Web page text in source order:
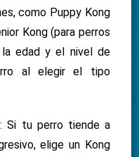
como Puppy Kong
Kong (para perros
la edad y el nivel de
al elegir el tipo
Si tu perro tiende a
elige un Kong